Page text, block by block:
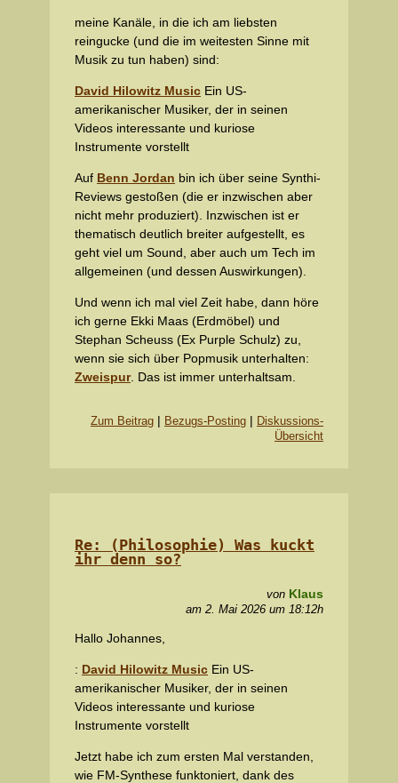
meine Kanäle, in die ich am liebsten
reingucke (und die im weitesten Sinne mit
Musik zu tun haben) sind:
David Hilowitz Music Ein US-
amerikanischer Musiker, der in seinen
Videos interessante und kuriose
Instrumente vorstellt
Auf Benn Jordan bin ich über seine Synthi-
Reviews gestoßen (die er inzwischen aber
nicht mehr produziert). Inzwischen ist er
thematisch deutlich breiter aufgestellt, es
geht viel um Sound, aber auch um Tech im
allgemeinen (und dessen Auswirkungen).
Und wenn ich mal viel Zeit habe, dann höre
ich gerne Ekki Maas (Erdmöbel) und
Stephan Scheuss (Ex Purple Schulz) zu,
wenn sie sich über Popmusik unterhalten:
Zweispur. Das ist immer unterhaltsam.
Zum Beitrag | Bezugs-Posting | Diskussions-
Übersicht
Re: (Philosophie) Was kuckt
ihr denn so?
von Klaus
am 2. Mai 2026 um 18:12h
Hallo Johannes,
: David Hilowitz Music Ein US-
amerikanischer Musiker, der in seinen
Videos interessante und kuriose
Instrumente vorstellt
Jetzt habe ich zum ersten Mal verstanden,
wie FM-Synthese funktoniert, dank des